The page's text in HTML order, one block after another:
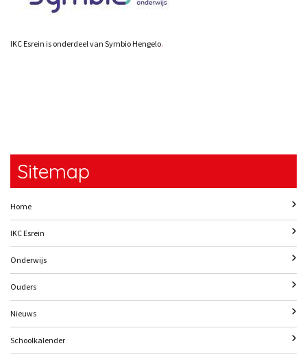
IKC Esrein is onderdeel van Symbio Hengelo.
Sitemap
Home
IKC Esrein
Onderwijs
Ouders
Nieuws
Schoolkalender